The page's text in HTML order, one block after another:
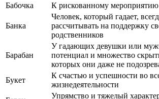
Бабочка
К рискованному мероприятию
Банка
Человек, который гадает,
рассчитывать на поддержку
родственников
Барабан
У гадающих девушки или
потенциал и множество
которых они даже не
Букет
К счастью и успешности во
жизнедеятельности
Упрямство и тяжелый